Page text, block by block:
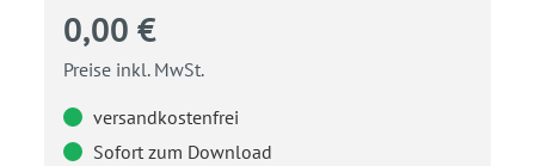
0,00 €
Preise inkl. MwSt.
versandkostenfrei
Sofort zum Download